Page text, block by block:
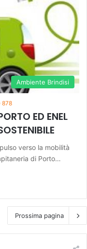
Ambiente Brindisi
878
ED ENEL
verso la mobilità
di Porto…
Prossima pagina